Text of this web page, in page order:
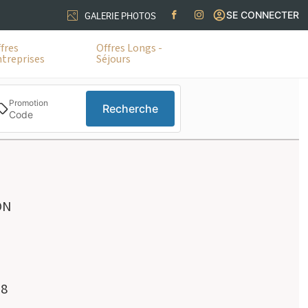
Offres Longs -
Séjours
GALERIE PHOTOS SE CONNECTER
Promotion Recherche